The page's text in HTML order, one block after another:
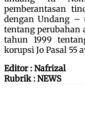
pemberantasan
dengan Undang –
tentang perubahan
tahun 1999
korupsi Jo Pasal 55
Editor : Nafrizal
Rubrik : NEWS